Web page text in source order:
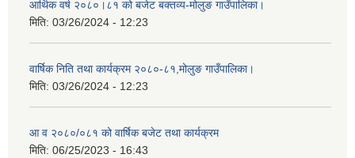
आर्थिक वर्ष २०८०।८१ को बजेट बक्तव्य-मोलुङ गाउँपालिका।
मिति: 03/26/2024 - 12:23
वार्षिक निति तथा कार्यक्रम २०८०-८१,मोलुङ गाउँपालिका।
मिति: 03/26/2024 - 12:23
आ व २०८०/०८१ को वार्षिक बजेट तथा कार्यक्रम
मिति: 06/25/2023 - 16:43